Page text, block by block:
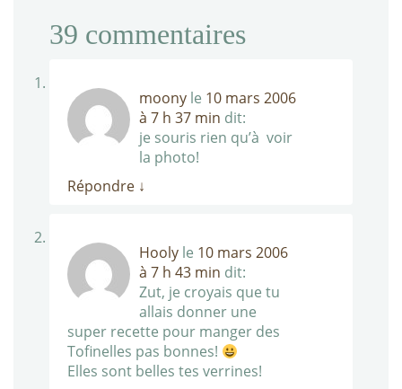
39 commentaires
moony le 10 mars 2006
à 7 h 37 min dit:
je souris rien qu’à voir
la photo!
Répondre ↓
Hooly le 10 mars 2006
à 7 h 43 min dit:
Zut, je croyais que tu
allais donner une
super recette pour manger des
Tofinelles pas bonnes!
Elles sont belles tes verrines!